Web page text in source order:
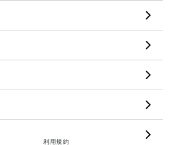
利用規約